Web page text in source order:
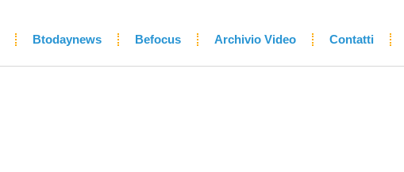
Btodaynews Befocus Archivio Video Contatti